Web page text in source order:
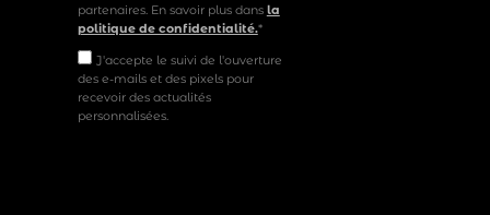
partenaires. En savoir plus dans la
politique de confidentialité.*
J'accepte le suivi de l'ouverture
des e-mails et des pixels pour
recevoir des actualités
personnalisées.